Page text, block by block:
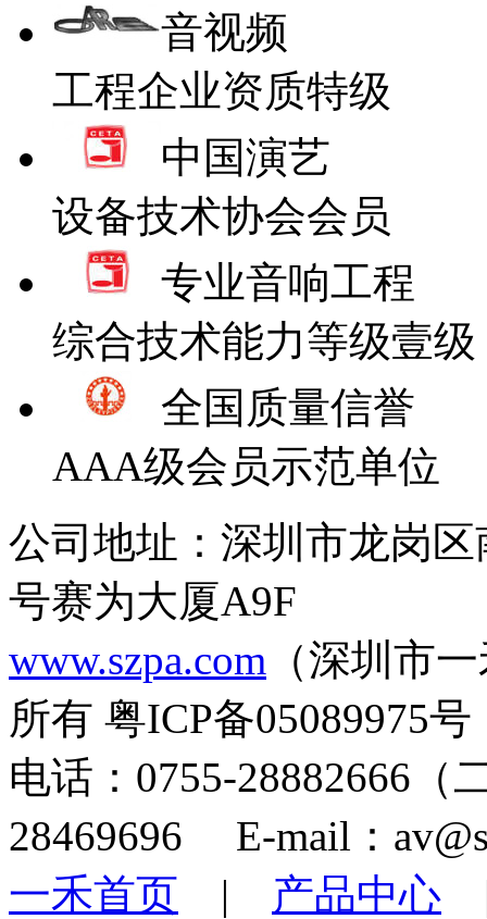
音视频
工程企业资质特级
中国演艺
设备技术协会会员
专业音响工程
综合技术能力等级壹级
全国质量信誉
AAA级会员示范单位
公司地址：深圳市龙岗
号赛为大厦A9F
www.szpa.com （深圳市
所有 粤ICP备05089975号
电话：0755-28882666
28469696 E-mail：
一禾首页 | 产品中心